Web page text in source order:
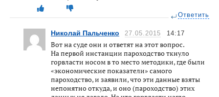
Ответить
Николай Пальченко 27.05.2015 14:17
Вот на суде они и ответят на этот вопрос.
На первой инстанции пароходство ткнуло
горвласти носом в то место методики, где были
«экономические показатели» самого
пароходство, и заявили, что эти данные взяты
непонятно откуда, и оно (пароходство) этих